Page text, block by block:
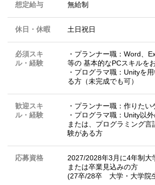
想定給与 無給制
休日・休暇 土日祝日
必須スキ
ル・経験
・プランナー職：Word、
等の 基本的なPCスキルを
・プログラマ職：Unityを
る方（未完成でも可）
歓迎スキ
ル・経験
・プランナー職：作りた
・プログラマ職：Unity以
または、プログラミング
験がある方
応募資格
2027/2028年3月に4年制大
または卒業見込みの方
(27卒/28卒 大学・大学院